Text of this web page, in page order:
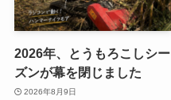
2026年、とうもろこしシー
ズンが幕を閉じました
2026年8月9日